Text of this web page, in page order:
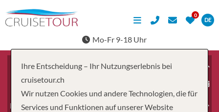
DE
Mo-Fr 9-18 Uhr
Erwachsene
Ihre Entscheidung – Ihr Nutzungserlebnis bei
cruisetour.ch
Wir nutzen Cookies und andere Technologien, die für
Services und Funktionen auf unserer Website